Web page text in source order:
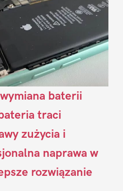
baterii
traci
zużycia i
naprawa w
rozwiązanie